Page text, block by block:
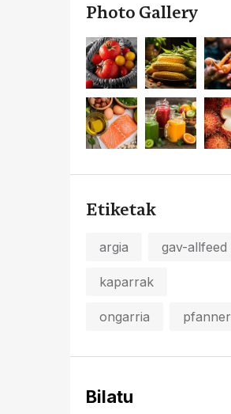
Photo Gallery
Etiketak
argia gav-allfeed
kaparrak
ongarria pfanner
Bilatu